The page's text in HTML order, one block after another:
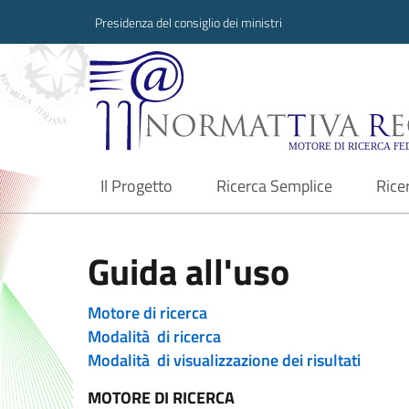
Presidenza del consiglio dei ministri
Normattiva
Il Progetto
current Ricerca Semplice
Guida all'uso
Motore di ricerca
Modalità di ricerca
Modalità di visualizzazione dei risultati
MOTORE DI RICERCA